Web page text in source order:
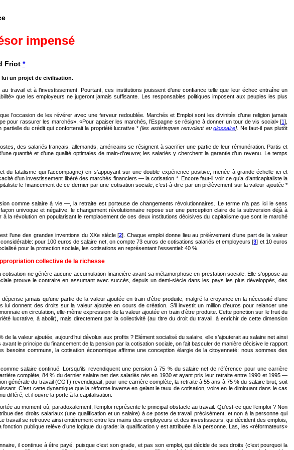
impensé
Friot *
lui un projet de civilisation.
et à l’investissement. Pourtant, ces institutions jouissent d’une confiance telle que leur échec entraîne un
que les employeurs ne jugeront jamais suffisante. Les responsables politiques imposent aux peuples les plus
l’occasion de les révérer avec une ferveur redoublée. Marchés et Emploi sont les divinités d’une religion jamais
pour rassurer les marchés», «Pour apaiser les marchés, l’Espagne se résigne à donner un tour de vis social» [1],
du crédit qui conforterait la propriété lucrative * (les astérisques renvoient au glossaire]. Ne faut-il pas plutôt
des salariés français, allemands, américains se résignent à sacrifier une partie de leur rémunération. Partis et
quantité et d’une qualité optimales de main-d’œuvre; les salariés y cherchent la garantie d’un revenu. Le temps
fatalisme qui l’accompagne) en s’appuyant sur une double expérience positive, menée à grande échelle ici et
d’un investissement libéré des marchés financiers — la cotisation *. Encore faut-il voir ce qu’a d’anticapitaliste la
le financement de ce dernier par une cotisation sociale, c’est-à-dire par un prélèvement sur la valeur ajoutée *
comme salaire à vie —, la retraite est porteuse de changements révolutionnaires. Le terme n’a pas ici le sens
univoque et négative, le changement révolutionnaire repose sur une perception claire de la subversion déjà à
la révolution en popularisant le remplacement de ces deux institutions décisives du capitalisme que sont le marché
l’une des grandes inventions du XXe siècle [2]. Chaque emploi donne lieu au prélèvement d’une part de la valeur
pour 100 euros de salaire net, on compte 73 euros de cotisations salariés et employeurs [3] et 10 euros
pour la protection sociale, les cotisations en représentant l’essentiel: 40 %.
collective de la richesse
ne génère aucune accumulation financière avant sa métamorphose en prestation sociale. Elle s’oppose au
prouve le contraire en assumant avec succès, depuis un demi-siècle dans les pays les plus développés, des
jamais qu’une partie de la valeur ajoutée en train d’être produite, malgré la croyance en la nécessité d’une
donnent des droits sur la valeur ajoutée en cours de création. S’il investit un million d’euros pour relancer une
en circulation, elle-même expression de la valeur ajoutée en train d’être produite. Cette ponction sur le fruit du
lucrative, à abolir), mais directement par la collectivité (au titre du droit du travail, à enrichir de cette dimension
de la valeur ajoutée, aujourd’hui dévolus aux profits ? Elément socialisé du salaire, elle s’ajouterait au salaire net ainsi
le principe du financement de la pension par la cotisation sociale, on fait basculer de manière décisive le rapport
communs, la cotisation économique affirme une conception élargie de la citoyenneté: nous sommes des
salaire continué. Lorsqu’ils revendiquent une pension à 75 % du salaire net de référence pour une carrière
complète, 84 % du dernier salaire net des salariés nés en 1930 et ayant pris leur retraite entre 1990 et 1995 —
générale du travail (CGT) revendiquait, pour une carrière complète, la retraite à 55 ans à 75 % du salaire brut, soit
C’est cette dynamique que la réforme inverse en gelant le taux de cotisation, voire en le diminuant dans le cas
différé, et il ouvre la porte à la capitalisation.
au moment où, paradoxalement, l’emploi représente le principal obstacle au travail. Qu’est-ce que l’emploi ? Non
des droits salariaux (une qualification et un salaire) àce poste de travail précisément, et non à la personne qui
travail se retrouve ainsi entièrement entre les mains des employeurs et des investisseurs, qui décident des emplois,
publique relève d’une logique du grade: la qualification y est attribuée à la personne. Las, les «réformateurs»
il continue à être payé, puisque c’est son grade, et pas son emploi, qui décide de ses droits (c’est pourquoi la